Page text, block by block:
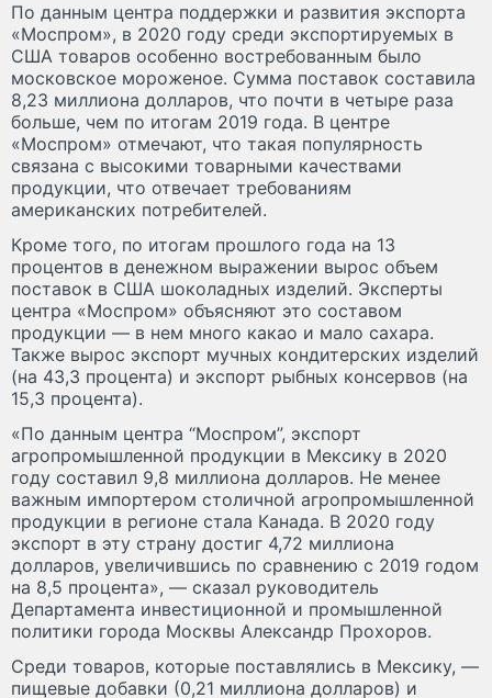
По данным центра поддержки и развития экспорта
«Моспром», в 2020 году среди экспортируемых в
США товаров особенно востребованным было
московское мороженое. Сумма поставок составила
8,23 миллиона долларов, что почти в четыре раза
больше, чем по итогам 2019 года. В центре
«Моспром» отмечают, что такая популярность
связана с высокими товарными качествами
продукции, что отвечает требованиям
американских потребителей.
Кроме того, по итогам прошлого года на 13
процентов в денежном выражении вырос объем
поставок в США шоколадных изделий. Эксперты
центра «Моспром» объясняют это составом
продукции — в нем много какао и мало сахара.
Также вырос экспорт мучных кондитерских изделий
(на 43,3 процента) и экспорт рыбных консервов (на
15,3 процента).
«По данным центра “Моспром”, экспорт
агропромышленной продукции в Мексику в 2020
году составил 9,8 миллиона долларов. Не менее
важным импортером столичной агропромышленной
продукции в регионе стала Канада. В 2020 году
экспорт в эту страну достиг 4,72 миллиона
долларов, увеличившись по сравнению с 2019 годом
на 8,5 процента», — сказал руководитель
Департамента инвестиционной и промышленной
политики города Москвы Александр Прохоров.
Среди товаров, которые поставлялись в Мексику, —
пищевые добавки (0,21 миллиона долларов) и